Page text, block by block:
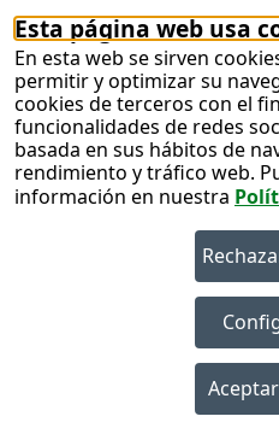
Esta página web usa
En esta web se sirven
permitir y optimizar su
cookies de terceros con el
funcionalidades de redes
basada en sus hábitos de
rendimiento y tráfico web.
información en nuestra